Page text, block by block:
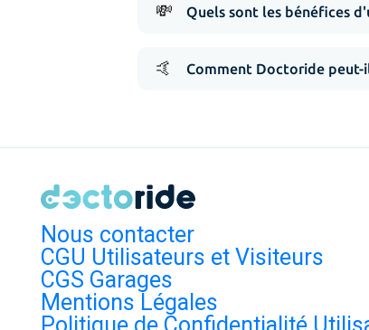
💸 Quels sont les bénéfices
🤙 Comment Doctoride
Nous contacter
CGU Utilisateurs et Visiteurs
CGS Garages
Mentions Légales